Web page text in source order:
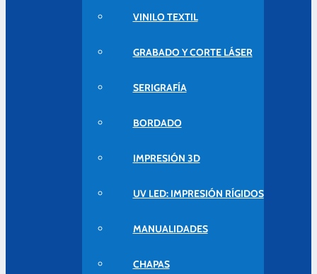
VINILO TEXTIL
GRABADO Y CORTE LÁSER
SERIGRAFÍA
BORDADO
IMPRESIÓN 3D
UV LED: IMPRESIÓN RÍGIDOS
MANUALIDADES
CHAPAS